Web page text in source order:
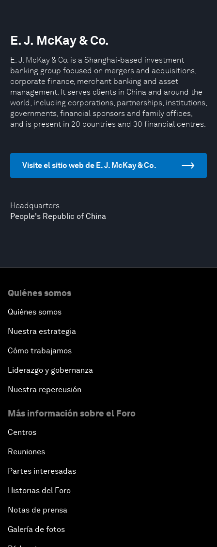
Headquarters
People's Republic of China
E. J. McKay & Co.
E. J. McKay & Co. is a Shanghai-based investment
banking group focused on mergers and acquisitions,
corporate finance, merchant banking and asset
management. It serves clients in China and around the
world, including corporations, partnerships, institutions,
governments, financial sponsors and family offices,
and is present in 20 countries and 30 financial centres.
Visite el sitio web de E. J. McKay & Co.
Quiénes somos
Quiénes somos
Nuestra estrategia
Cómo trabajamos
Liderazgo y gobernanza
Nuestra repercusión
Más información sobre el Foro
Centros
Reuniones
Partes interesadas
Historias del Foro
Notas de prensa
Galería de fotos